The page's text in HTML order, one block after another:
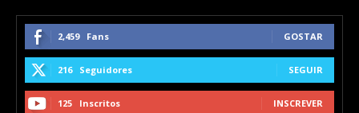
2,459 Fans GOSTAR
216 Seguidores SEGUIR
125 Inscritos INSCREVER